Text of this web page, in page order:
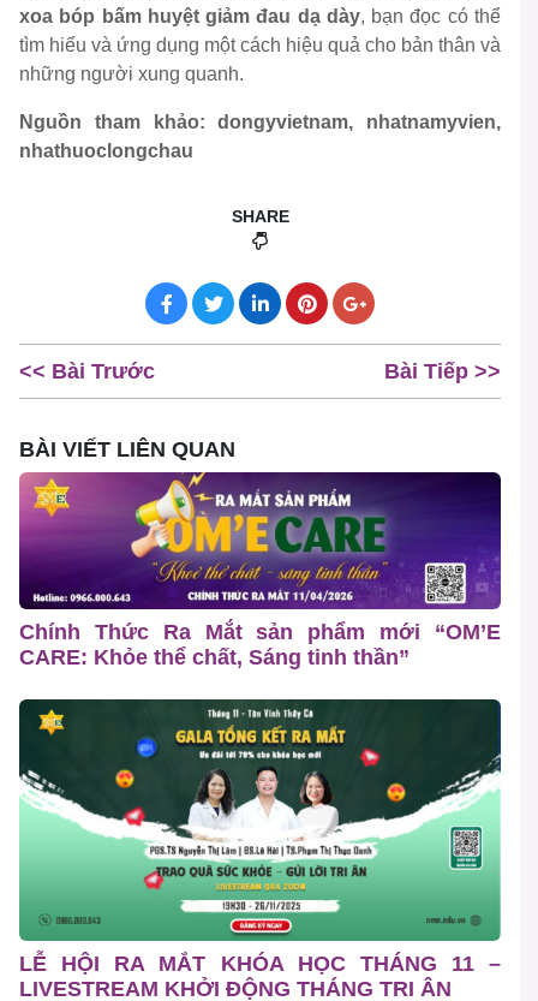
xoa bóp bấm huyệt giảm đau dạ dày, bạn đọc có thể
tìm hiểu và ứng dụng một cách hiệu quả cho bản thân và
những người xung quanh.
Nguồn tham khảo: dongyvietnam, nhatnamyvien,
nhathuoclongchau
SHARE
<< Bài Trước Bài Tiếp >>
BÀI VIẾT LIÊN QUAN
Chính Thức Ra Mắt sản phẩm mới “OM’E
CARE: Khỏe thể chất, Sáng tinh thần”
LỄ HỘI RA MẮT KHÓA HỌC THÁNG 11 –
LIVESTREAM KHỞI ĐỘNG THÁNG TRI ÂN